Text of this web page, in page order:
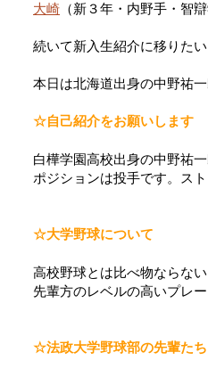
大崎 （新３年・内野手・智
続いて新入生紹介に移りた
本日は北海道出身の中野祐
☆自己紹介をお願いします
白樺学園高校出身の中野祐
ポジションは投手です。ス
☆大学野球について
高校野球とは比べ物ならな
先輩方のレベルの高いプレ
☆法政大学野球部の先輩た